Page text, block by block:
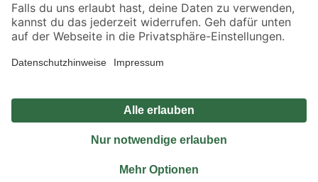
Alle Preisangaben in EUR inkl. gesetzl. MwSt.. Die dargestellten Angebote sind unter
Umständen nicht in allen Märkten verfügbar. Die angegebenen Verfügbarkeiten beziehen
Produkte nur solange der Vorrat reicht.
*Paketversand ab 59 € versandkostenfrei, gilt nicht für Artikel mit Speditionsversand, hier
Privatsphäre Impressum
Nutzungsbedingungen
Widerrufsrecht
Vertrag widerrufen
© 2026 toom Baumarkt GmbH